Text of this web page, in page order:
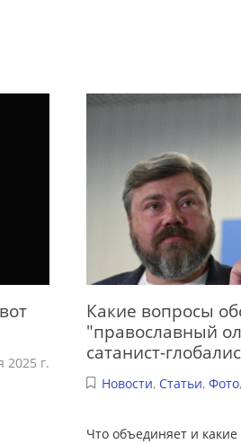
2025 г.
Какие вопросы
"православный
сатанист-
Новости, Статьи, Фото,
Что объединяет и